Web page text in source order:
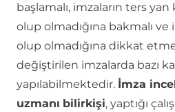
başlamalı, imzaların ters
olup olmadığına bakmalı ve
olup olmadığına dikkat
değiştirilen imzalarda bazı
yapılabilmektedir. İmza
uzmanı bilirkişi, yaptığı